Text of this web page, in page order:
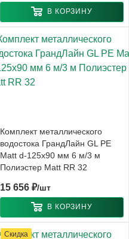
В КОРЗИНУ
Комплект металлического
водостока ГрандЛайн GL PE
Matt d-125x90 мм 6 м/3 м
Полиэстер Matt RR 32
15 656 ₽/шт
В КОРЗИНУ
Скидка